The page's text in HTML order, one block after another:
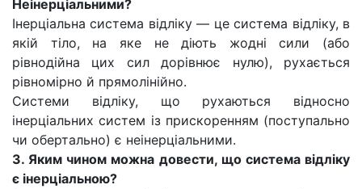
Неінерціальними?
Інерціальна система відліку — це система відліку, в
якій тіло, на яке не діють жодні сили (або
рівнодійна цих сил дорівнює нулю), рухається
рівномірно й прямолінійно.
Системи відліку, що рухаються відносно
інерціальних систем із прискоренням (поступально
чи обертально) є неінерціальними.
3. Яким чином можна довести, що система відліку
є інерціальною?